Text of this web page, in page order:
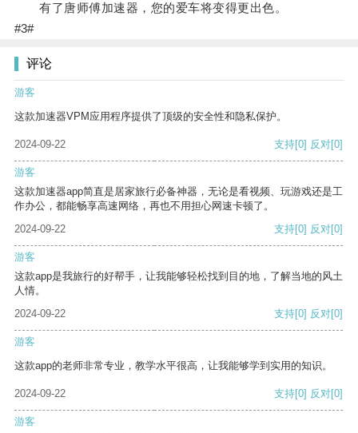
有了唐师傅加速器，您的爱车将变得更出色。
#3#
评论
游客
这款加速器VPM应用程序提供了顶级的安全性和隐私保护。
2024-09-22 支持[0] 反对[0]
游客
这款加速器app简直是居家旅行必备神器，无论是看视频、玩游戏还是工
作办公，都能畅享高速网络，再也不用担心网速卡顿了。
2024-09-22
支持[0] 反对[0]
游客
这款app是我旅行的好帮手，让我能够轻松找到目的地，了解当地的风土
人情。
2024-09-22
支持[0] 反对[0]
游客
这款app的老师非常专业，教学水平很高，让我能够学到实用的知识。
2024-09-22 支持[0] 反对[0]
游客